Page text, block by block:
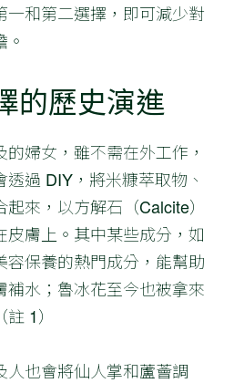
一和第二選擇，即可減少對
的歷史演進
婦女，雖不需在外工作，
過 DIY，將米糠萃取物、
來，以方解石（Calcite）
膚上。其中某些成分，如
容保養的熱門成分，能幫助
補水；魯冰花至今也被拿來
1）
人也會將仙人掌和蘆薈調